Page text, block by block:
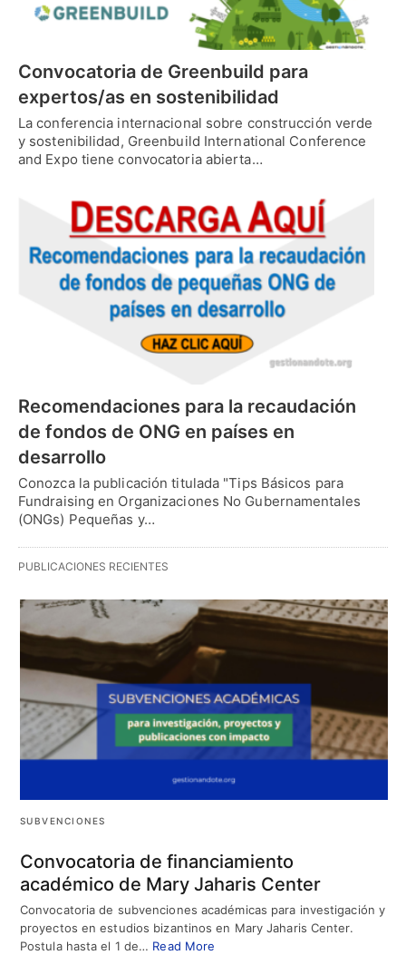
Convocatoria de Greenbuild para
expertos/as en sostenibilidad
La conferencia internacional sobre construcción verde
y sostenibilidad, Greenbuild International Conference
and Expo tiene convocatoria abierta…
Recomendaciones para la recaudación
de fondos de ONG en países en
desarrollo
Conozca la publicación titulada "Tips Básicos para
Fundraising en Organizaciones No Gubernamentales
(ONGs) Pequeñas y…
PUBLICACIONES RECIENTES
SUBVENCIONES
Convocatoria de financiamiento
académico de Mary Jaharis Center
Convocatoria de subvenciones académicas para investigación y
proyectos en estudios bizantinos en Mary Jaharis Center.
Postula hasta el 1 de… Read More